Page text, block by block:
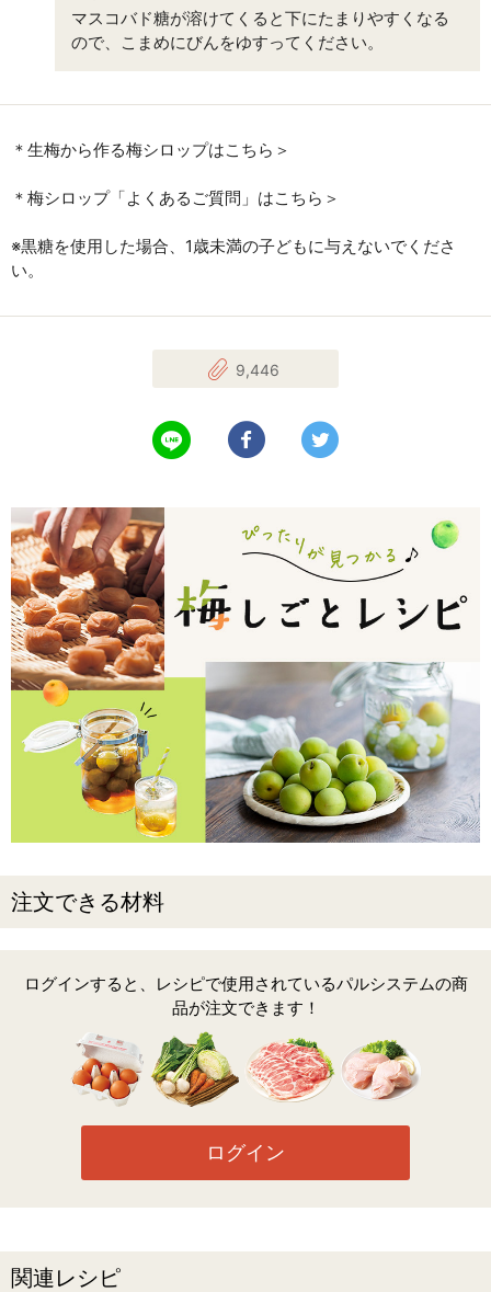
マスコバド糖が溶けてくると下にたまりやすくなる
ので、こまめにびんをゆすってください。
＊生梅から作る梅シロップはこちら＞
＊梅シロップ「よくあるご質問」はこちら＞
※黒糖を使用した場合、1歳未満の子どもに与えないでくださ
い。
9,446
LINEで送る Facebookでシェアする
注文できる材料
ログインすると、レシピで使用されているパルシステムの商
品が注文できます！
ログイン
関連レシピ